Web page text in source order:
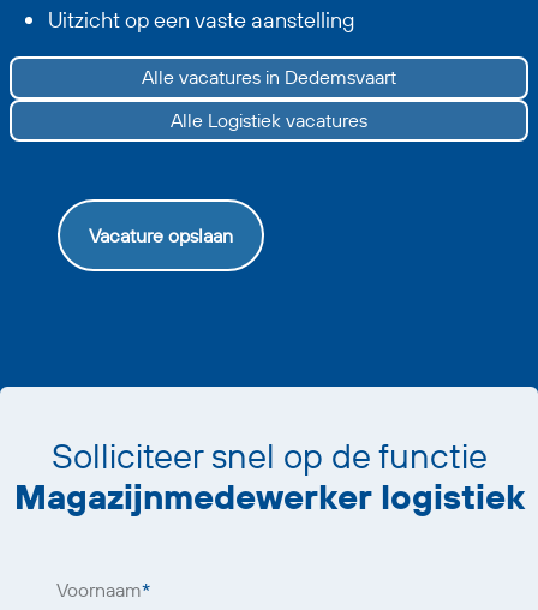
Uitzicht op een vaste aanstelling
Alle vacatures in Dedemsvaart
Alle Logistiek vacatures
Vacature opslaan
Solliciteer snel op de functie
Magazijnmedewerker logistiek
Voornaam*